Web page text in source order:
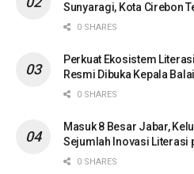
Sunyaragi, Kota Cirebon
0 SHARES
Perkuat Ekosistem
Resmi Dibuka Kepala
0 SHARES
Masuk 8 Besar Jabar,
Sejumlah Inovasi Literasi
0 SHARES